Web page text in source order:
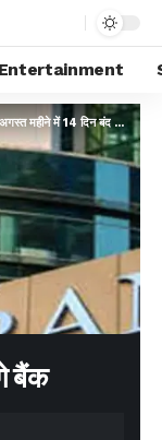
Entertainment
अगस्त महीने में 14 दिन बंद रहेंगे बैंक
बैंक